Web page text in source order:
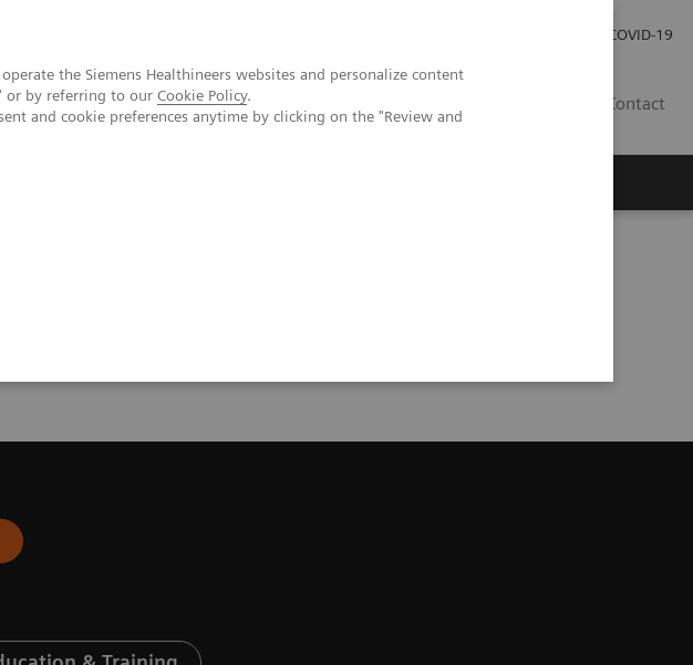
the Siemens Healthineers websites and personalize content
or by referring to our Cookie Policy.
and cookie preferences anytime by clicking on the "Review and
COVID-19
Contact